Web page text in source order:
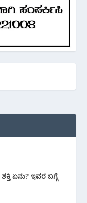
ಏನು? ಇವರ ಬಗ್ಗೆ